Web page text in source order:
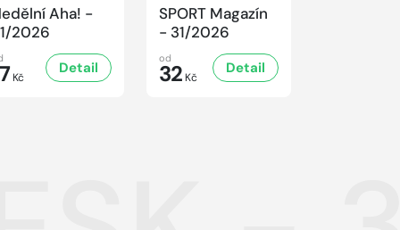
Aha! -
2026
Kč
Detail
SPORT Magazín
- 31/2026
od
32 Kč
Detail